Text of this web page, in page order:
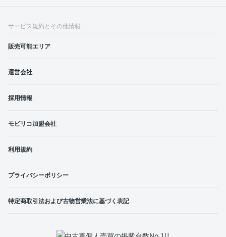
サービス規約とその他情報
販売可能エリア
運営会社
採用情報
モビリコ加盟会社
利用規約
プライバシーポリシー
特定商取引法および古物営業法に基づく表記